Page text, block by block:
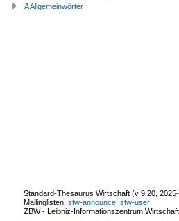
A Allgemeinwörter
Standard-Thesaurus Wirtschaft (v 9.20
Mailinglisten: stw-announce stw-user
ZBW - Leibniz-Informationszentrum Wirtschaft